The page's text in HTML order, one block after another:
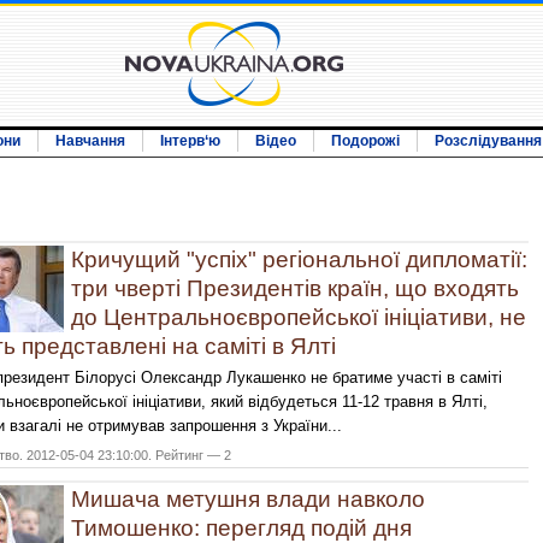
Навчання Інтерв‘ю Відео Подорожі Розслідування
Кричущий "успіх" регіональної дипломатії:
три чверті Президентів країн, що входять
до Центральноєвропейської ініціативи, не
представлені на саміті в Ялті
Білорусі Олександр Лукашенко не братиме участі в саміті
ініціативи, який відбудеться 11-12 травня в Ялті,
взагалі не отримував запрошення з України...
2012-05-04 23:10:00. Рейтинг — 2
Мишача метушня влади навколо
Тимошенко: перегляд подій дня